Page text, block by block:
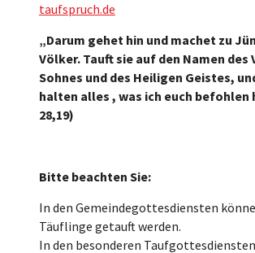
taufspruch.de
„Darum gehet hin und machet zu
Völker. Tauft sie auf den Namen des
Sohnes und des Heiligen Geistes,
halten alles , was ich euch befohlen
28,19)
Bitte beachten Sie:
In den Gemeindegottesdiensten
Täuflinge getauft werden.
In den besonderen